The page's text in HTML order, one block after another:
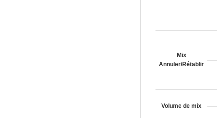
Mix
Annuler/Rétablir
Volume de mix